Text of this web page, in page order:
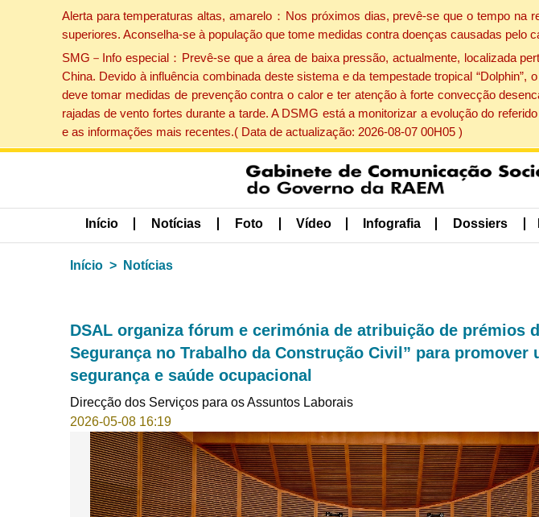
Alerta para temperaturas altas, amarelo：Nos próximos dias, prevê-se que o tempo
superiores. Aconselha-se à população que tome medidas contra doenças causadas pelo
SMG－Info especial：Prevê-se que a área de baixa pressão, actualmente, localizada
China. Devido à influência combinada deste sistema e da tempestade tropical
deve tomar medidas de prevenção contra o calor e ter atenção à forte convecção
rajadas de vento fortes durante a tarde. A DSMG está a monitorizar a evolução do
e as informações mais recentes.( Data de actualização: 2026-08-07 00H05 )
Início Notícias Foto Vídeo Infografia Dossiers
Início Notícias
DSAL organiza fórum e cerimónia de atribuição de prémios
Segurança no Trabalho da Construção Civil” para promover
segurança e saúde ocupacional
Direcção dos Serviços para os Assuntos Laborais
2026-05-08 16:19